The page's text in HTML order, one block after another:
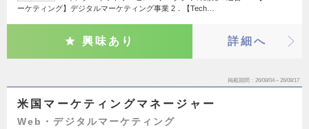
ーケティング】デジタルマーケティング事業 2．【Tech…
興味あり 詳細へ
掲載期間 26/08/04～26/08/17
米国マーケティングマネージャー
Web・デジタルマーケティング